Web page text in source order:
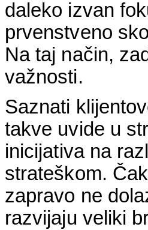
daleko izvan
prvenstveno
Na taj način,
važnosti.
Saznati
takve uvide u
inicijativa na
strateškom.
zapravo ne
razvijaju veliki